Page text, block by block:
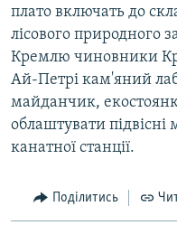
плато включать до
лісового природного
Кремлю чиновники
Ай-Петрі кам'яний
майданчик,
облаштувати підвісні
канатної станції.
Поділитись